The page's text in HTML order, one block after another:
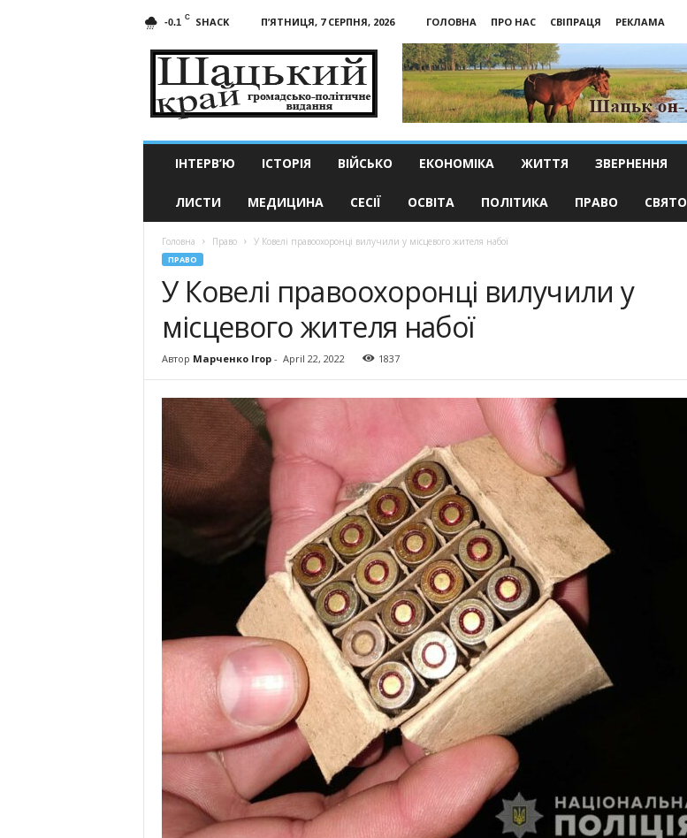
-0.1 C SHACK П’ЯТНИЦЯ, 7 СЕРПНЯ, 2026 ГОЛОВНА ПРО НАС СВІПРАЦЯ
РЕКЛАМА
край
ІНТЕРВ’Ю ІСТОРІЯ ВІЙСЬКО ЕКОНОМІКА ЖИТТЯ ЗВЕРНЕННЯ
ЛИСТИ МЕДИЦИНА СЕСІЇ ОСВІТА ПОЛІТИКА ПРАВО СВЯТО
Головна Право У Ковелі правоохоронці вилучили у місцевого жителя набої
ПРАВО
У Ковелі правоохоронці вилучили у
місцевого жителя набої
Автор Марченко Ігор- April 22, 2022 1837